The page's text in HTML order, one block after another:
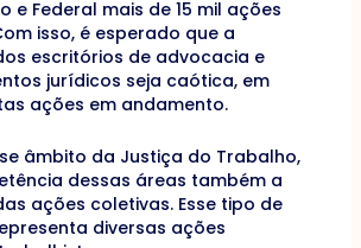
e Federal mais de 15 mil ações
isso, é esperado que a
escritórios de advocacia e
jurídicos seja caótica, em
ações em andamento.
âmbito da Justiça do Trabalho,
dessas áreas também a
ações coletivas. Esse tipo de
diversas ações